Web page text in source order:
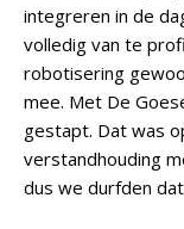
integreren in de
volledig van te
robotisering
mee. Met De
gestapt. Dat was
verstandhouding
dus we durfden